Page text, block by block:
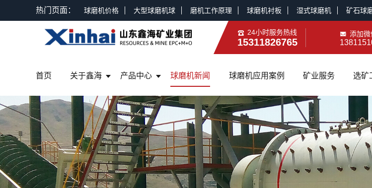
热门页面： 球磨机价格 大型球磨机球 磨机工作原理 球磨机衬板 湿式球磨机 矿石球
24小时服务热线
15311826765
添加微
首页 关于鑫海 产品中心 球磨机新闻 球磨机应用案例 矿业服务 选矿